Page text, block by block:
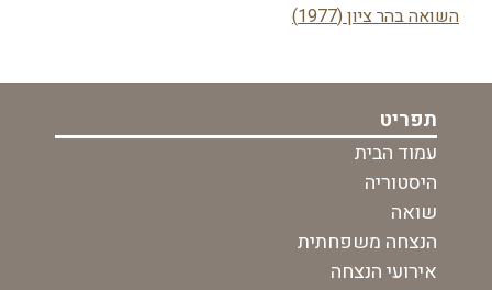
בפוסט
השואה בהר ציון (1977)
תפריט
עמוד הבית
היסטוריה
שואה
הנצחה משפחתית
אירועי הנצחה